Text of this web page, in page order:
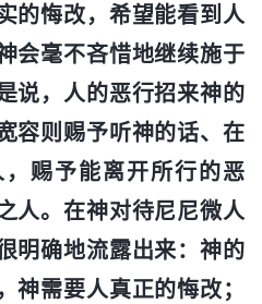
的悔改，希望能看到人
会毫不吝惜地继续施于
说，人的恶行招来神的
容则赐予听神的话、在
赐予能离开所行的恶
人。在神对待尼尼微人
明确地流露出来：神的
神需要人真正的悔改；